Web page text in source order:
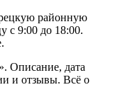
районную
с 9:00 до 18:00.
Описание, дата
и отзывы. Всё о